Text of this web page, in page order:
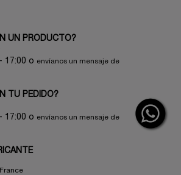
UN PRODUCTO?
17:00 o envíanos un mensaje de
TU PEDIDO?
17:00 o envíanos un mensaje de